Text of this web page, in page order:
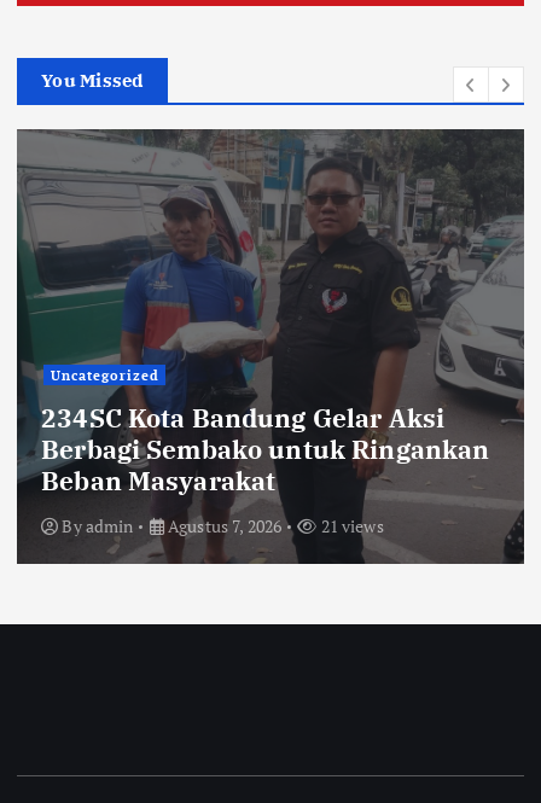
You Missed
TNI POLRI
Sikat Kejahatan Jalanan di Jabar,
413 Pelaku Diciduk dan 1.016 Motor
Disita
Byadmin Agustus 7, 2026 22 views